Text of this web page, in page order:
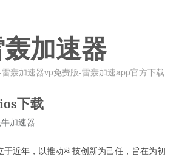
加速器
轰加速器vp免费版-雷轰加速app官方下载
下载
加速器
近年，以推动科技创新为己任，旨在为初